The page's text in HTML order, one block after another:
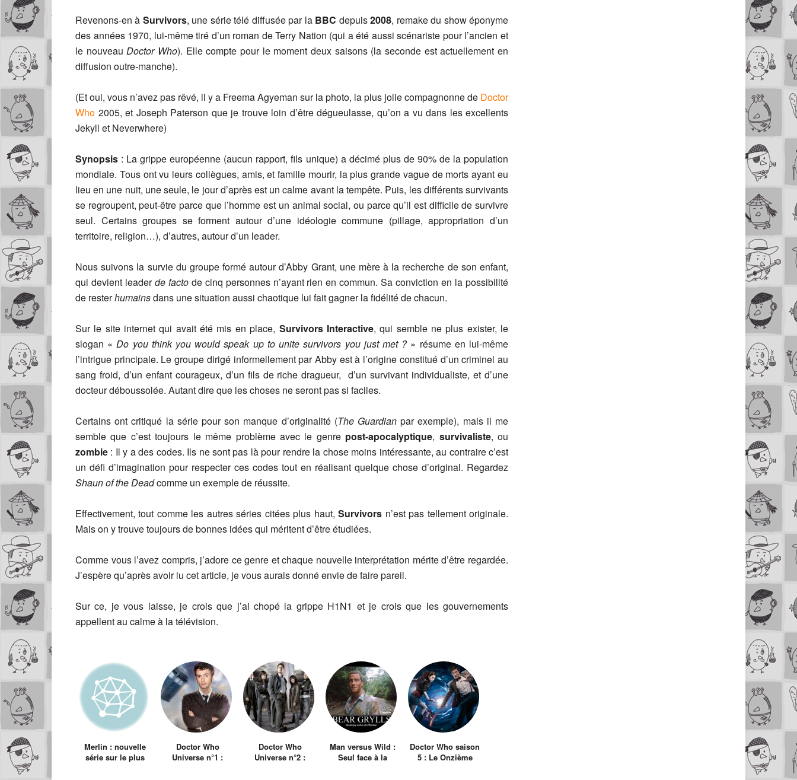
Revenons-en à Survivors, une série télé diffusée par la BBC depuis2008, remake du show éponyme
des années 1970, lui-même tiré d’un roman de Terry Nation (qui a été aussi scénariste pour l’ancien et
le nouveauDoctor Who). Elle compte pour le moment deux saisons (la seconde est actuellement en
diffusion outre-manche).
(Et oui, vous n’avez pas rêvé, il y a Freema Agyeman sur la photo, la plus jolie compagnonne de Doctor
Who 2005, et Joseph Paterson que je trouve loin d’être dégueulasse, qu’on a vu dans les excellents
Jekyll et Neverwhere)
Synopsis : La grippe européenne (aucun rapport, fils unique) a décimé plus de 90% de la population
mondiale. Tous ont vu leurs collègues, amis, et famille mourir, la plus grande vague de morts ayant eu
lieu en une nuit, une seule, le jour d’après est un calme avant la tempête. Puis, les différents survivants
se regroupent, peut-être parce que l’homme est un animal social, ou parce qu’il est difficile de survivre
seul. Certains groupes se forment autour d’une idéologie commune (pillage, appropriation d’un
territoire, religion…), d’autres, autour d’un leader.
Nous suivons la survie du groupe formé autour d’Abby Grant, une mère à la recherche de son enfant,
qui devient leaderde factode cinq personnes n’ayant rien en commun. Sa conviction en la possibilité
de resterhumainsdans une situation aussi chaotique lui fait gagner la fidélité de chacun.
Sur le site internet qui avait été mis en place, Survivors Interactive, qui semble ne plus exister, le
slogan «Do you think you would speak up to unite survivors you just met ? » résume en lui-même
l’intrigue principale. Le groupe dirigé informellement par Abby est à l’origine constitué d’un criminel au
sang froid, d’un enfant courageux, d’un fils de riche dragueur, d’un survivant individualiste, et d’une
docteur déboussolée. Autant dire que les choses ne seront pas si faciles.
Certains ont critiqué la série pour son manque d’originalité (The Guardian par exemple), mais il me
semble que c’est toujours le même problème avec le genre post-apocalyptique, survivaliste, ou
zombie : Il y a des codes. Ils ne sont pas là pour rendre la chose moins intéressante, au contraire c’est
un défi d’imagination pour respecter ces codes tout en réalisant quelque chose d’original. Regardez
Shaun of the Deadcomme un exemple de réussite.
Effectivement, tout comme les autres séries citées plus haut,Survivors n’est pas tellement originale.
Mais on y trouve toujours de bonnes idées qui méritent d’être étudiées.
Comme vous l’avez compris, j’adore ce genre et chaque nouvelle interprétation mérite d’être regardée.
J’espère qu’après avoir lu cet article, je vous aurais donné envie de faire pareil.
Sur ce, je vous laisse, je crois que j’ai chopé la grippe H1N1 et je crois que les gouvernements
appellent au calme à la télévision.
Merlin : nouvelle
série sur le plus
Doctor Who
Universe n°1 :
Doctor Who
Universe n°2 :
Man versus Wild :
Seul face à la
Doctor Who saison
5 : Le Onzième